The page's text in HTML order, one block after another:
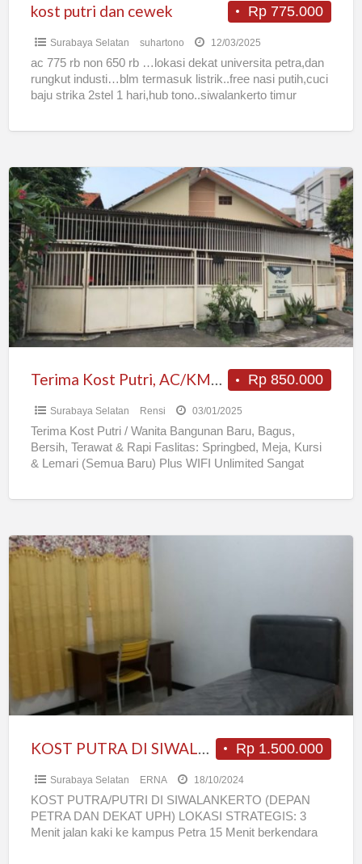
Rp 775.000
kost putri dan cewek
Surabaya Selatan suhartono 12/03/2025
ac 775 rb non 650 rb …lokasi dekat universita petra,dan
rungkut industi…blm termasuk listrik..free nasi putih,cuci
baju strika 2stel 1 hari,hub tono..siwalankerto timur
Terima
Kost
Putri,
AC/KMR
MANDI
dlm,
8m
dari
Kampus
PETRA
Rp 850.000
Terima Kost Putri, AC/KMR MANDI dlm, 8m dari Kampus PETRA
Surabaya Selatan Rensi 03/01/2025
Terima Kost Putri / Wanita Bangunan Baru, Bagus,
Bersih, Terawat & Rapi Faslitas: Springbed, Meja, Kursi
& Lemari (Semua Baru) Plus WIFI Unlimited Sangat
KOST
PUTRA
SIWALANKERTO
DAN
DEKAT
UPH,
CITO)
Rp 1.500.000
Surabaya Selatan ERNA 18/10/2024
KOST PUTRA/PUTRI DI SIWALANKERTO (DEPAN
PETRA DAN DEKAT UPH) LOKASI STRATEGIS: 3
Menit jalan kaki ke kampus Petra 15 Menit berkendara